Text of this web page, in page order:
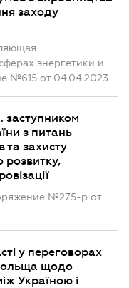
заходу
энергетики и
№615 от 04.04.2023
заступником
з питань
та захисту
розвитку,
№275-р от
у переговорах
щодо
Україною і